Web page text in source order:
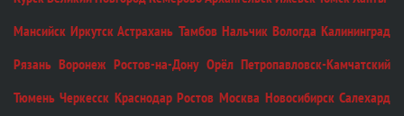
Мансийск Иркутск Астрахань Тамбов Нальчик Вологда Калининград
Рязань Воронеж Ростов-на-Дону Орёл Петропавловск-Камчатский
Тюмень Черкесск Краснодар Ростов Москва Новосибирск Салехард